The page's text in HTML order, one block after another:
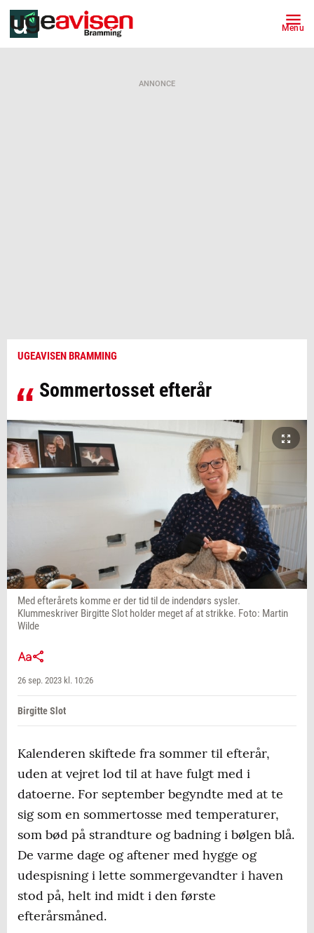
Menu
ANNONCE
UGEAVISEN BRAMMING
Sommertosset efterår
Med efterårets komme er der tid til de indendørs sysler.
Klummeskriver Birgitte Slot holder meget af at strikke. Foto: Martin
Wilde
26 sep. 2023 kl. 10:26
Birgitte Slot
Kalenderen skiftede fra sommer til efterår,
uden at vejret lod til at have fulgt med i
datoerne. For september begyndte med at te
sig som en sommertosse med temperaturer,
som bød på strandture og badning i bølgen blå.
De varme dage og aftener med hygge og
udespisning i lette sommergevandter i haven
stod på, helt ind midt i den første
efterårsmåned.